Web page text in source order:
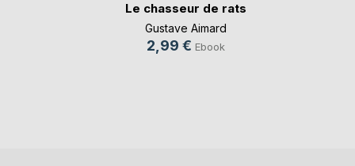
Le chasseur de rats
Gustave Aimard
2,99 € Ebook